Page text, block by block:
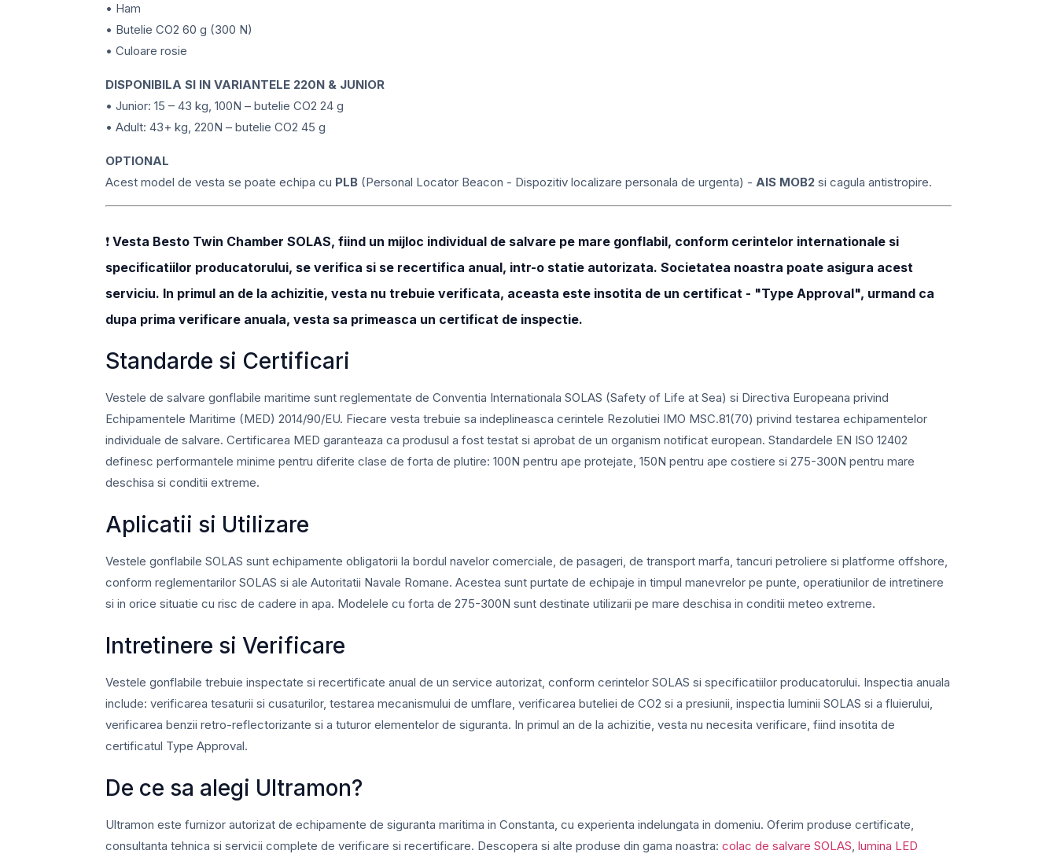
• Ham
• Butelie CO2 60 g (300 N)
• Culoare rosie
DISPONIBILA SI IN VARIANTELE 220N & JUNIOR
• Junior: 15 – 43 kg, 100N – butelie CO2 24 g
• Adult: 43+ kg, 220N – butelie CO2 45 g
OPTIONAL
Acest model de vesta se poate echipa cu PLB (Personal Locator Beacon - Dispozitiv localizare personala de urgenta) - AIS MOB2 si cagula antistropire.
❗ Vesta Besto Twin Chamber SOLAS, fiind un mijloc individual de salvare pe mare gonflabil, conform cerintelor internationale si
specificatiilor producatorului, se verifica si se recertifica anual, intr-o statie autorizata. Societatea noastra poate asigura acest
serviciu. In primul an de la achizitie, vesta nu trebuie verificata, aceasta este insotita de un certificat - "Type Approval", urmand ca
dupa prima verificare anuala, vesta sa primeasca un certificat de inspectie.
Standarde si Certificari
Vestele de salvare gonflabile maritime sunt reglementate de Conventia Internationala SOLAS (Safety of Life at Sea) si Directiva Europeana privind
Echipamentele Maritime (MED) 2014/90/EU. Fiecare vesta trebuie sa indeplineasca cerintele Rezolutiei IMO MSC.81(70) privind testarea echipamentelor
individuale de salvare. Certificarea MED garanteaza ca produsul a fost testat si aprobat de un organism notificat european. Standardele EN ISO 12402
definesc performantele minime pentru diferite clase de forta de plutire: 100N pentru ape protejate, 150N pentru ape costiere si 275-300N pentru mare
deschisa si conditii extreme.
Aplicatii si Utilizare
Vestele gonflabile SOLAS sunt echipamente obligatorii la bordul navelor comerciale, de pasageri, de transport marfa, tancuri petroliere si platforme offshore,
conform reglementarilor SOLAS si ale Autoritatii Navale Romane. Acestea sunt purtate de echipaje in timpul manevrelor pe punte, operatiunilor de intretinere
si in orice situatie cu risc de cadere in apa. Modelele cu forta de 275-300N sunt destinate utilizarii pe mare deschisa in conditii meteo extreme.
Intretinere si Verificare
Vestele gonflabile trebuie inspectate si recertificate anual de un service autorizat, conform cerintelor SOLAS si specificatiilor producatorului. Inspectia anuala
include: verificarea tesaturii si cusaturilor, testarea mecanismului de umflare, verificarea buteliei de CO2 si a presiunii, inspectia luminii SOLAS si a fluierului,
verificarea benzii retro-reflectorizante si a tuturor elementelor de siguranta. In primul an de la achizitie, vesta nu necesita verificare, fiind insotita de
certificatul Type Approval.
De ce sa alegi Ultramon?
Ultramon este furnizor autorizat de echipamente de siguranta maritima in Constanta, cu experienta indelungata in domeniu. Oferim produse certificate,
consultanta tehnica si servicii complete de verificare si recertificare. Descopera si alte produse din gama noastra: colac de salvare SOLAS, lumina LED